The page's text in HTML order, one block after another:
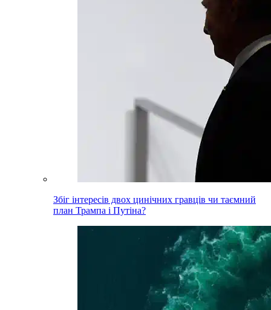
Збіг інтересів двох цинічних гравців чи таємний
план Трампа і Путіна?